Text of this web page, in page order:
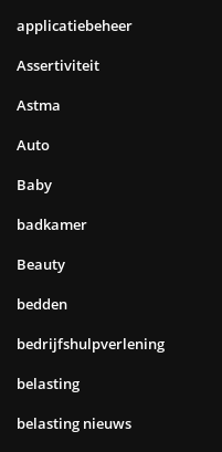
applicatiebeheer
Assertiviteit
Astma
Auto
Baby
badkamer
Beauty
bedden
bedrijfshulpverlening
belasting
belasting nieuws